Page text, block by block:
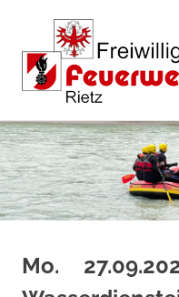
Zum
Inhalt
springen
Mo.